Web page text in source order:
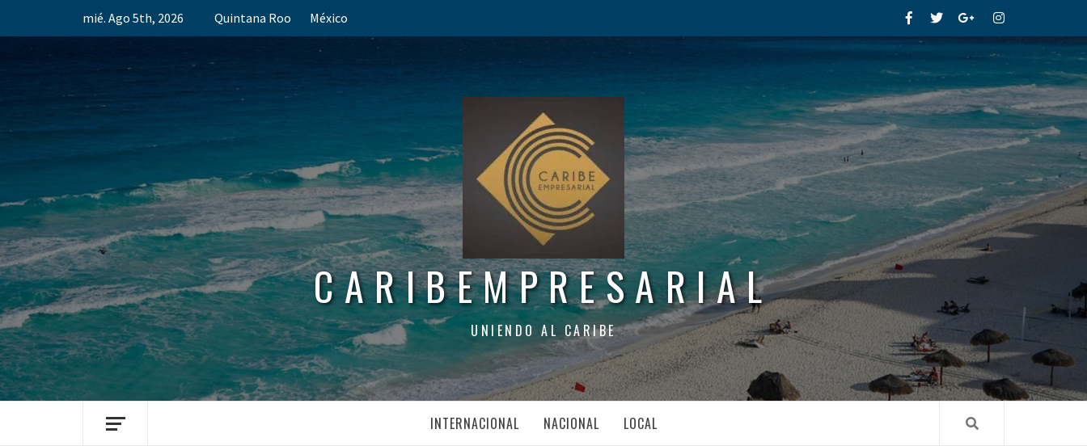
mié. Ago 5th, 2026 Quintana Roo México FacebookTwitterGoogle+Instagram
CARIBEMPRESARIAL
UNIENDO AL CARIBE
INTERNACIONAL NACIONAL LOCAL